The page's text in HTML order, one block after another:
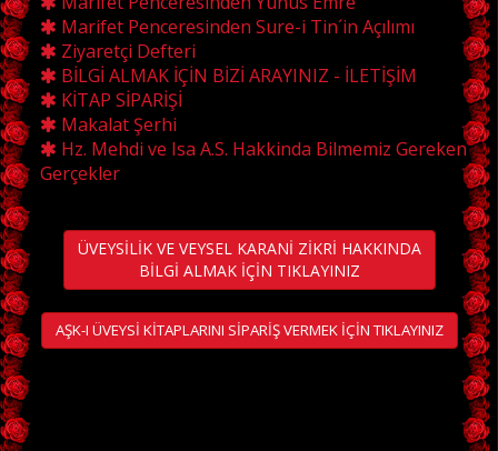
Marifet Penceresinden Sure-i Tin´in Açılımı
Ziyaretçi Defteri
BİLGİ ALMAK İÇİN BİZİ ARAYINIZ - İLETİŞİM
KİTAP SİPARİŞİ
Makalat Şerhi
Hz. Mehdi ve Isa A.S. Hakkinda Bilmemiz Gereken
Gerçekler
ÜVEYSİLİK VE VEYSEL KARANİ ZİKRİ HAKKINDA
BİLGİ ALMAK İÇİN TIKLAYINIZ
AŞK-I ÜVEYSİ KİTAPLARINI SİPARİŞ VERMEK İÇİN TIKLAYINIZ